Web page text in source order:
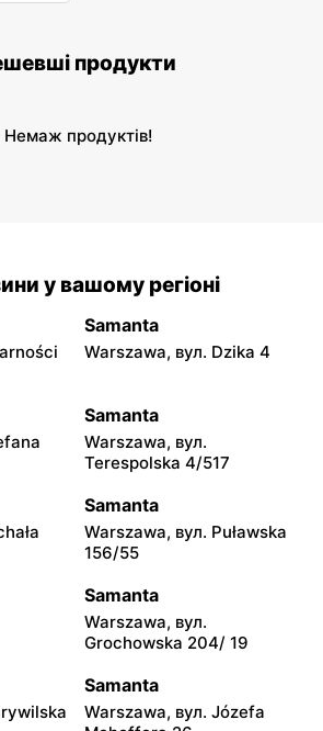
продукти
Немаж продуктів!
у вашому регіоні
Samanta
Warszawa, вул. Dzika 4
Samanta
Warszawa, вул.
Terespolska 4/517
Samanta
Warszawa, вул. Puławska
156/55
Samanta
Warszawa, вул.
Grochowska 204/ 19
Samanta
Warszawa, вул. Józefa